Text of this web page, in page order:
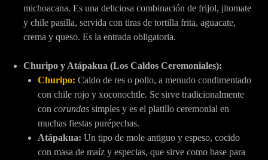
michoacana. Es una deliciosa combinación de frijol, jitomate
y chile pasilla, servida con tiras de tortilla frita, aguacate,
crema y queso. Es la entrada obligatoria.
Churipo y Atápakua (Los Caldos Ceremoniales):
Churipo: Caldo de res o pollo, a menudo condimentado
con chile rojo y xoconochtle. Se sirve tradicionalmente
concorundas simples y es el platillo ceremonial en
muchas fiestas purépechas.
Atápakua: Un tipo de mole antiguo y espeso, cocido
con masa de maíz y especias, que sirve como base para